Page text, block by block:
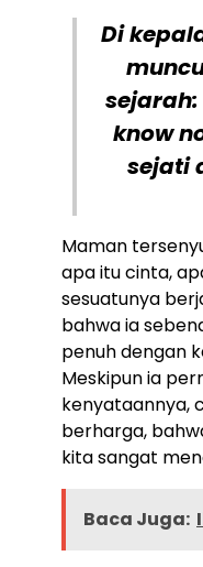
Di
know
sejati
Maman
apa itu cinta,
sesuatunya
bahwa ia
penuh dengan
Meskipun ia
kenyataannya,
berharga,
kita sangat
Baca Juga: